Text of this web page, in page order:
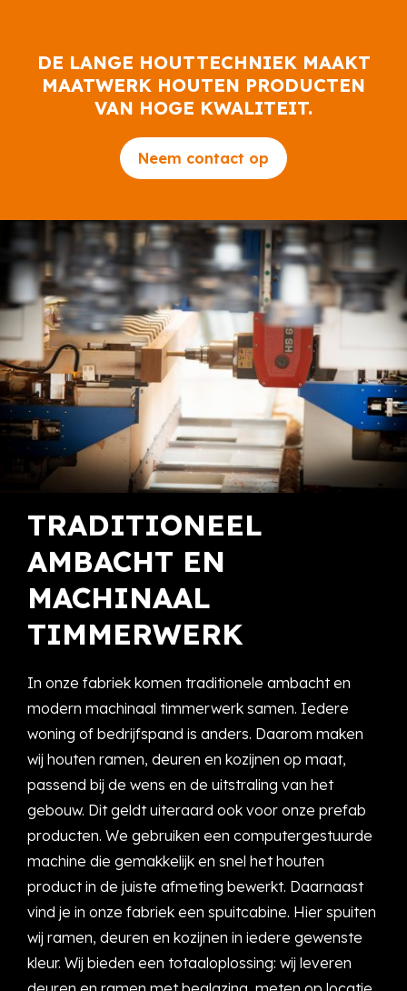
DE LANGE HOUTTECHNIEK MAAKT
MAATWERK HOUTEN PRODUCTEN
VAN HOGE KWALITEIT.
Neem contact op
TRADITIONEEL
AMBACHT EN
MACHINAAL
TIMMERWERK
In onze fabriek komen traditionele ambacht en
modern machinaal timmerwerk samen. Iedere
woning of bedrijfspand is anders. Daarom maken
wij houten ramen, deuren en kozijnen op maat,
passend bij de wens en de uitstraling van het
gebouw. Dit geldt uiteraard ook voor onze prefab
producten. We gebruiken een computergestuurde
machine die gemakkelijk en snel het houten
product in de juiste afmeting bewerkt. Daarnaast
vind je in onze fabriek een spuitcabine. Hier spuiten
wij ramen, deuren en kozijnen in iedere gewenste
kleur. Wij bieden een totaaloplossing: wij leveren